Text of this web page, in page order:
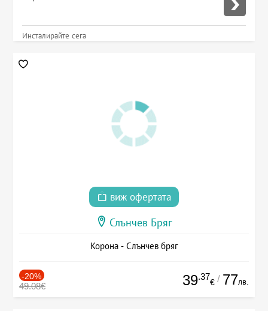
Инсталирайте сега
виж офертата
Слънчев Бряг
Корона - Слънчев бряг
-20%
49.08€ 39.37
€ / 77лв.